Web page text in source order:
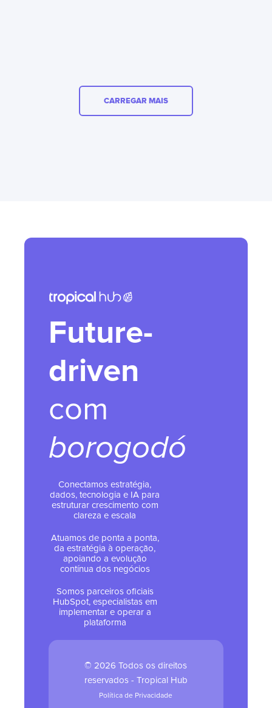
CARREGAR MAIS
Future-
driven
com
borogodó
Conectamos estratégia,
dados, tecnologia e IA para
estruturar crescimento com
clareza e escala
Atuamos de ponta a ponta,
da estratégia à operação,
apoiando a evolução
contínua dos negócios
Somos parceiros oficiais
HubSpot, especialistas em
implementar e operar a
plataforma
© 2026 Todos os direitos
reservados - Tropical Hub
Política de Privacidade